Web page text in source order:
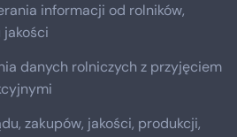
informacji od rolników,
jakości
danych rolniczych z przyjęciem
zakupów, jakości, produkcji,